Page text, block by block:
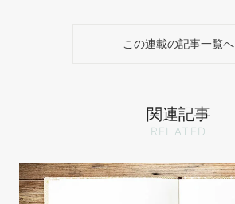
この連載の記事一覧へ
関連記事
RELATED